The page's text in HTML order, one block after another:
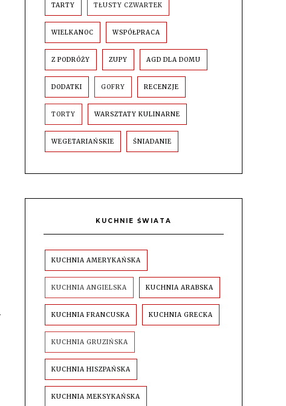
TARTY TŁUSTY CZWARTEK
WIELKANOC WSPÓŁPRACA
Z PODRÓŻY ZUPY AGD DLA DOMU
DODATKI GOFRY RECENZJE
TORTY WARSZTATY KULINARNE
WEGETARIAŃSKIE ŚNIADANIE
KUCHNIE ŚWIATA
KUCHNIA AMERYKAŃSKA
KUCHNIA ANGIELSKA KUCHNIA ARABSKA
KUCHNIA FRANCUSKA KUCHNIA GRECKA
KUCHNIA GRUZIŃSKA
KUCHNIA HISZPAŃSKA
KUCHNIA MEKSYKAŃSKA